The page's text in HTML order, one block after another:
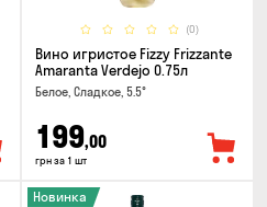
(0)
Вино игристое Fizzy Frizzante
Amaranta Verdejo 0.75л
Белое, Сладкое, 5.5°
199,00
грн за 1 шт
Новинка